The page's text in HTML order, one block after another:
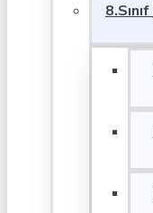
8.Sınıf